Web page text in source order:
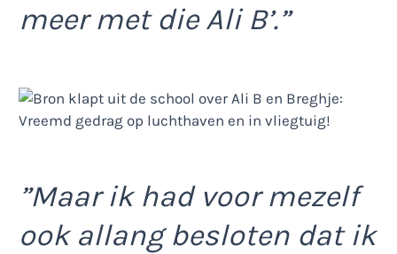
meer met die Ali B’.”
”Maar ik had voor mezelf
ook allang besloten dat ik